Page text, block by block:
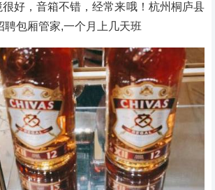
好，音箱不错，经常来哦！杭州桐庐县
聘包厢管家,一个月上几天班